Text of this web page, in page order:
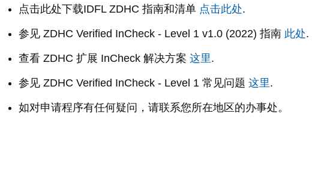
点击此处下载IDFL ZDHC 指南和清单 点击此处.
参见 ZDHC Verified InCheck - Level 1 v1.0 (2022) 指南 此处.
查看 ZDHC 扩展 InCheck 解决方案 这里.
参见 ZDHC Verified InCheck - Level 1 常见问题 这里.
如对申请程序有任何疑问，请联系您所在地区的办事处。